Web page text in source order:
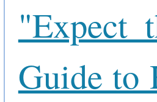
"Expect
Guide to